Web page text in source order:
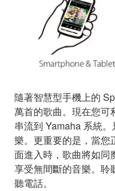
隨著智慧型手機上的
萬首的歌曲。現在您可
串流到 Yamaha 系統
樂。更重要的是，當您
面進入時，歌曲將如同
享受無間斷的音樂。聆
聽電話。